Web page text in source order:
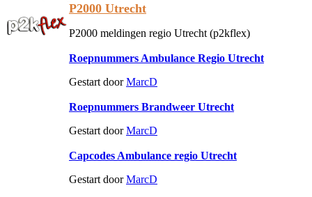
P2000 Utrecht
P2000 meldingen regio Utrecht (p2kflex)
Roepnummers Ambulance Regio Utrecht
Gestart doorMarcD
Roepnummers Brandweer Utrecht
Gestart doorMarcD
Capcodes Ambulance regio Utrecht
Gestart doorMarcD